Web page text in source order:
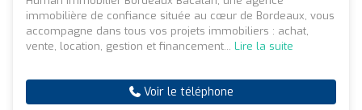
immobilière de confiance située au cœur de Bordeaux, vous
accompagne dans tous vos projets immobiliers : achat,
vente, location, gestion et financement... Lire la suite
Voir le téléphone